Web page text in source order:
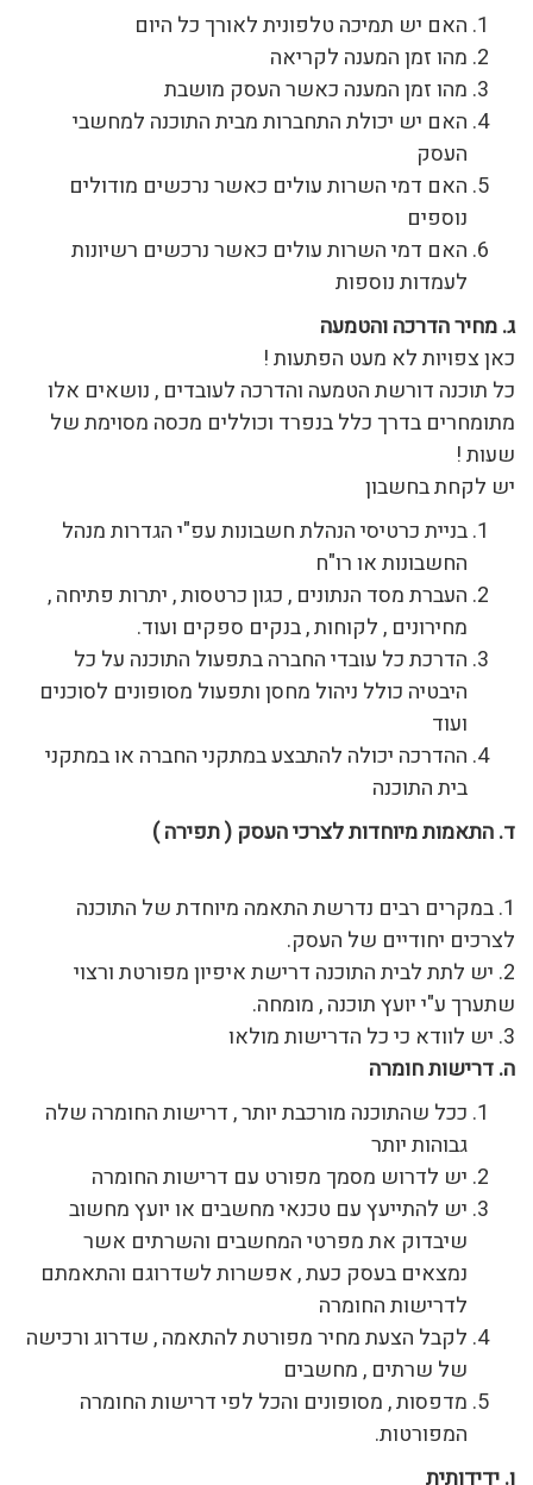
האם יש תמיכה טלפונית לאורך כל היום
מהו זמן המענה לקריאה
מהו זמן המענה כאשר העסק מושבת
האם יש יכולת התחברות מבית התוכנה למחשבי
העסק
האם דמי השרות עולים כאשר נרכשים מודולים
נוספים
האם דמי השרות עולים כאשר נרכשים רשיונות
לעמדות נוספות
ג.מחיר הדרכה והטמעה
כאן צפויות לא מעט הפתעות !
כל תוכנה דורשת הטמעה והדרכה לעובדים , נושאים אלו
מתומחרים בדרך כלל בנפרד וכוללים מכסה מסוימת של
שעות !
יש לקחת בחשבון
בניית כרטיסי הנהלת חשבונות עפ"י הגדרות מנהל
החשבונות או רו"ח
העברת מסד הנתונים , כגון כרטסות , יתרות פתיחה ,
מחירונים , לקוחות , בנקים ספקים ועוד.
הדרכת כל עובדי החברה בתפעול התוכנה על כל
היבטיה כולל ניהול מחסן ותפעול מסופונים לסוכנים
ועוד
ההדרכה יכולה להתבצע במתקני החברה או במתקני
בית התוכנה
ד. התאמות מיוחדות לצרכי העסק ( תפירה )
1. במקרים רבים נדרשת התאמה מיוחדת של התוכנה
לצרכים יחודיים של העסק.
2. יש לתת לבית התוכנה דרישת איפיון מפורטת ורצוי
שתערך ע"י יועץ תוכנה , מומחה.
3. יש לוודא כי כל הדרישות מולאו
ה. דרישות חומרה
ככל שהתוכנה מורכבת יותר , דרישות החומרה שלה
גבוהות יותר
יש לדרוש מסמך מפורט עם דרישות החומרה
יש להתייעץ עם טכנאי מחשבים או יועץ מחשוב
שיבדוק את מפרטי המחשבים והשרתים אשר
נמצאים בעסק כעת , אפשרות לשדרוגם והתאמתם
לדרישות החומרה
לקבל הצעת מחיר מפורטת להתאמה , שדרוג ורכישה
של שרתים , מחשבים
מדפסות , מסופונים והכל לפי דרישות החומרה
המפורטות.